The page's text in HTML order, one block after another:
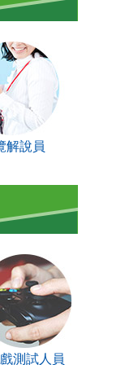
解說員
測試人員